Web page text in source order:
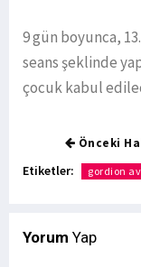
9 gün boyunca,
seans şeklinde
çocuk kabul
Önceki
Etiketler: gordion
Yorum Yap